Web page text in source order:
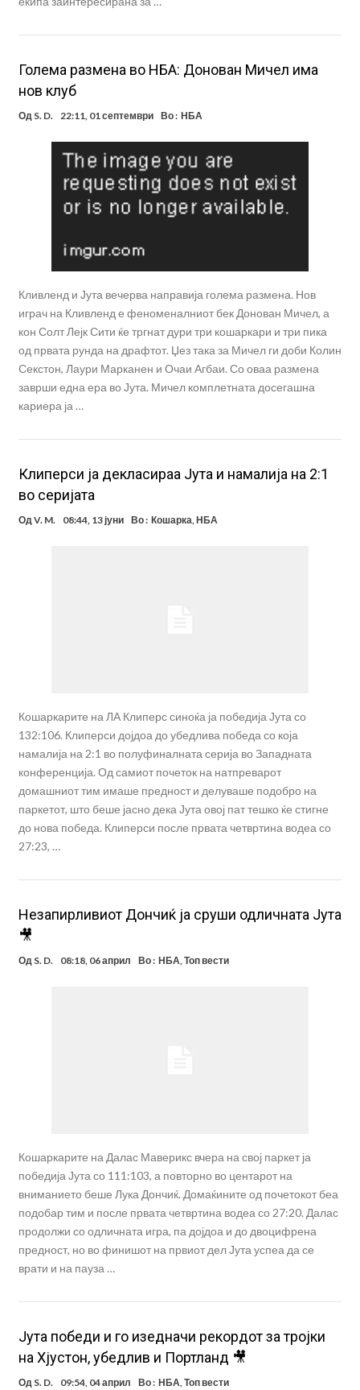
Голема размена во НБА: Донован Мичел има
нов клуб
Од S. D. 22:11, 01 септември Во : НБА
Кливленд и Јута вечерва направија голема размена. Нов
играч на Кливленд е феноменалниот бек Донован Мичел, а
кон Солт Лејк Сити ќе тргнат дури три кошаркари и три пика
од првата рунда на драфтот. Џез така за Мичел ги доби Колин
Секстон, Лаури Марканен и Очаи Агбаи. Со оваа размена
заврши една ера во Јута. Мичел комплетната досегашна
кариера ја …
Клиперси ја декласираа Јута и намалија на 2:1
во серијата
Од V. M. 08:44, 13 јуни Во : Кошарка НБА
Кошаркарите на ЛА Клиперс синоќа ја победија Јута со
132:106. Клиперси дојдоа до убедлива победа со која
намалија на 2:1 во полуфиналната серија во Западната
конференција. Од самиот почеток на натпреварот
домашниот тим имаше предност и делуваше подобро на
паркетот, што беше јасно дека Јута овој пат тешко ќе стигне
до нова победа. Клиперси после првата четвртина водеа со
27:23, …
Незапирливиот Дончиќ ја сруши одличната Јута
🎥
Од S. D. 08:18, 06 април Во : НБА,Топ вести
Кошаркарите на Далас Маверикс вчера на свој паркет ја
победија Јута со 111:103, а повторно во центарот на
вниманието беше Лука Дончиќ. Домаќините од почетокот беа
подобар тим и после првата четвртина водеа со 27:20. Далас
продолжи со одличната игра, па дојдоа и до двоцифрена
предност, но во финишот на првиот дел Јута успеа да се
врати и на пауза …
Јута победи и го изедначи рекордот за тројки
на Хјустон, убедлив и Портланд 🎥
Од S. D. 09:54, 04 април Во : НБА,Топ вести